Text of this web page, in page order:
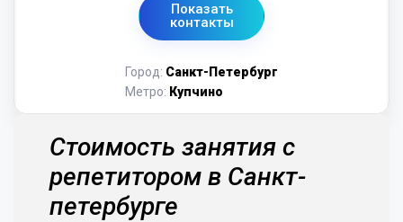
Город: Санкт-Петербург
Метро: Купчино
Показать
контакты
Стоимость занятия с
репетитором в Санкт-
петербурге